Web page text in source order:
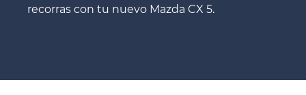
recorras con tu nuevo Mazda CX 5.